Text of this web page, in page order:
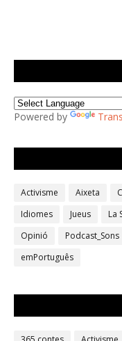
Powered by
Activisme Aixeta
Idiomes
Jueus La
Opinió
Podcast_Sons
emPortuguês